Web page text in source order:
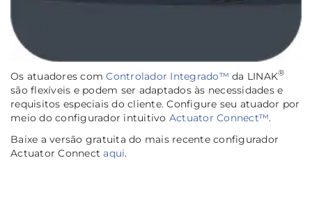
Os atuadores comControlador Integrado™ da LINAK®
são flexíveis e podem ser adaptados às necessidades e
requisitos especiais do cliente. Configure seu atuador por
meio do configurador intuitivo Actuator Connect™.
Baixe a versão gratuita do mais recente configurador
Actuator Connectaqui.